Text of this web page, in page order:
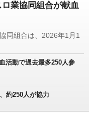
業協同組合が献血
同組合は、2026年1月1
活動で過去最多250人参
約250人が協力